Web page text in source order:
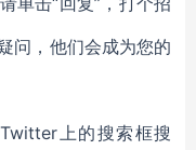
问，他们会成为您的
上的搜索框搜